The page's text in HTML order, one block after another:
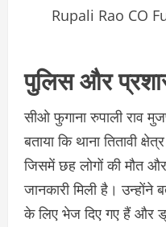
Rupali Rao CO
पुलिस और
सीओ फुगाना रुपाली राव
बताया कि थाना तितावी
जिसमें छह लोगों की मौत
जानकारी मिली है। उन्होंने
के लिए भेज दिए गए हैं और